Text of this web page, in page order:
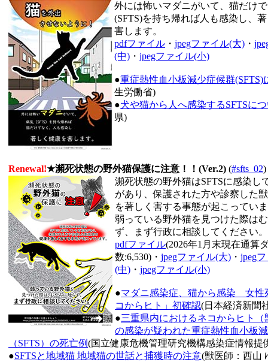
外には怖いマダニがいて、猫だけ
(SFTS)を持ち帰れば人も感染し、
害します。
pdfファイル ・ jpegファイル(大) ・
(中) ・ jpegファイル(小)
●重症熱性血小板減少症候群(SFTS)
生労働省)
●犬や猫から人へ感染するSFTSに
県)
Renewal!★瀕死状態の野外猫保護に注意！！(Ver.2) (#sfts_02)
瀕死状態の野外猫はSFTSに感染し
があり、保護された方や診察した
を著しく害する事態が起こってい
弱っている野外猫を見つけた際は
ず、まず行政に相談してください。
pdfファイル(2026年1月末現在通算
数:6,530)・ jpegファイル(大) ・ jpeg
(中) ・ jpegファイル(小)
●マダニ感染症、猫から感染 女
コからヒト」初確認(日本経済新聞
●三重県内におけるネコからヒト（
の感染が疑われた重症熱性血小板
（SFTS）の死亡例(国立健康危機管理研究機構感染症情報提
●SFTSと地域猫 地域猫の世話と捕獲時の注意(獣医師：西山